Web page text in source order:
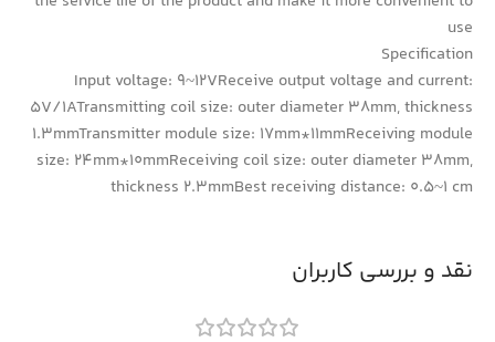
use
Specification
Input voltage: 9~12VReceive output voltage and current:
5V/1ATransmitting coil size: outer diameter 38mm, thickness
1.3mmTransmitter module size: 17mm*11mmReceiving module
size: 24mm*10mmReceiving coil size: outer diameter 38mm,
thickness 2.3mmBest receiving distance: 0.5~1 cm
نقد و بررسی کاربران